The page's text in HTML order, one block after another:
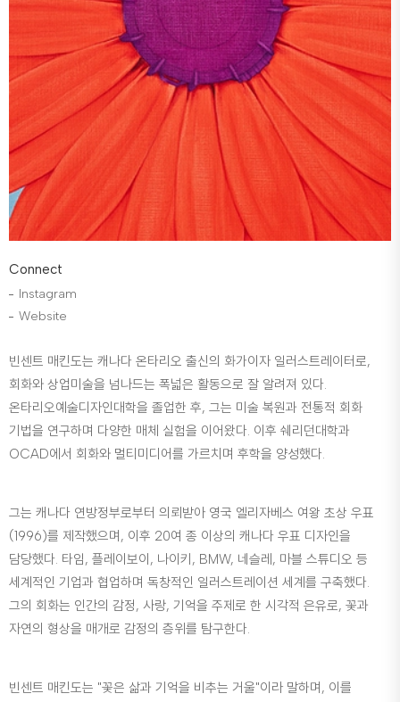
Connect
Instagram
Website
빈센트 매킨도는 캐나다 온타리오 출신의 화가이자 일러스트레이터로,
회화와 상업미술을 넘나드는 폭넓은 활동으로 잘 알려져 있다.
온타리오예술디자인대학을 졸업한 후, 그는 미술 복원과 전통적 회화
기법을 연구하며 다양한 매체 실험을 이어왔다. 이후 쉐리던대학과
OCAD에서 회화와 멀티미디어를 가르치며 후학을 양성했다.
그는 캐나다 연방정부로부터 의뢰받아 영국 엘리자베스 여왕 초상 우표
(1996)를 제작했으며, 이후 20여 종 이상의 캐나다 우표 디자인을
담당했다. 타임, 플레이보이, 나이키, BMW, 네슬레, 마블 스튜디오 등
세계적인 기업과 협업하며 독창적인 일러스트레이션 세계를 구축했다.
그의 회화는 인간의 감정, 사랑, 기억을 주제로 한 시각적 은유로, 꽃과
자연의 형상을 매개로 감정의 층위를 탐구한다.
빈센트 매킨도는 "꽃은 삶과 기억을 비추는 거울"이라 말하며, 이를